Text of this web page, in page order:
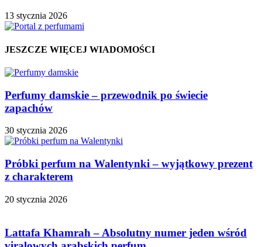
13 stycznia 2026
JESZCZE WIĘCEJ WIADOMOŚCI
Perfumy damskie – przewodnik po świecie
zapachów
30 stycznia 2026
Próbki perfum na Walentynki – wyjątkowy prezent
z charakterem
20 stycznia 2026
Lattafa Khamrah – Absolutny numer jeden wśród